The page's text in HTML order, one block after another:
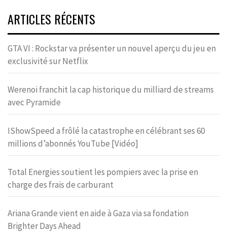
ARTICLES RÉCENTS
GTA VI : Rockstar va présenter un nouvel aperçu du jeu en
exclusivité sur Netflix
Werenoi franchit la cap historique du milliard de streams
avec Pyramide
IShowSpeed a frôlé la catastrophe en célébrant ses 60
millions d’abonnés YouTube [Vidéo]
Total Energies soutient les pompiers avec la prise en
charge des frais de carburant
Ariana Grande vient en aide à Gaza via sa fondation
Brighter Days Ahead